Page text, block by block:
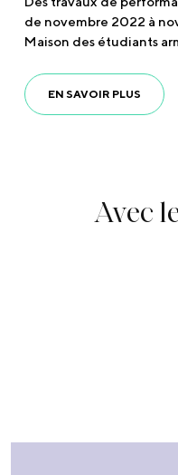
de novembre 2022 à
Maison des étudiants
EN SAVOIR PLUS
Avec